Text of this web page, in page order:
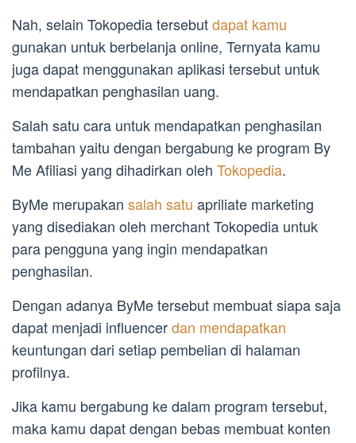
Nah, selain Tokopedia tersebutdapat kamu
gunakan untuk berbelanja online, Ternyata kamu
juga dapat menggunakan aplikasi tersebut untuk
mendapatkan penghasilan uang.
Salah satu cara untuk mendapatkan penghasilan
tambahan yaitu dengan bergabung ke program By
Me Afiliasi yang dihadirkan oleh Tokopedia.
ByMe merupakan salah satu apriliate marketing
yang disediakan oleh merchant Tokopedia untuk
para pengguna yang ingin mendapatkan
penghasilan.
Dengan adanya ByMe tersebut membuat siapa saja
dapat menjadi influencerdan mendapatkan
keuntungan dari setiap pembelian di halaman
profilnya.
Jika kamu bergabung ke dalam program tersebut,
maka kamu dapat dengan bebas membuat konten